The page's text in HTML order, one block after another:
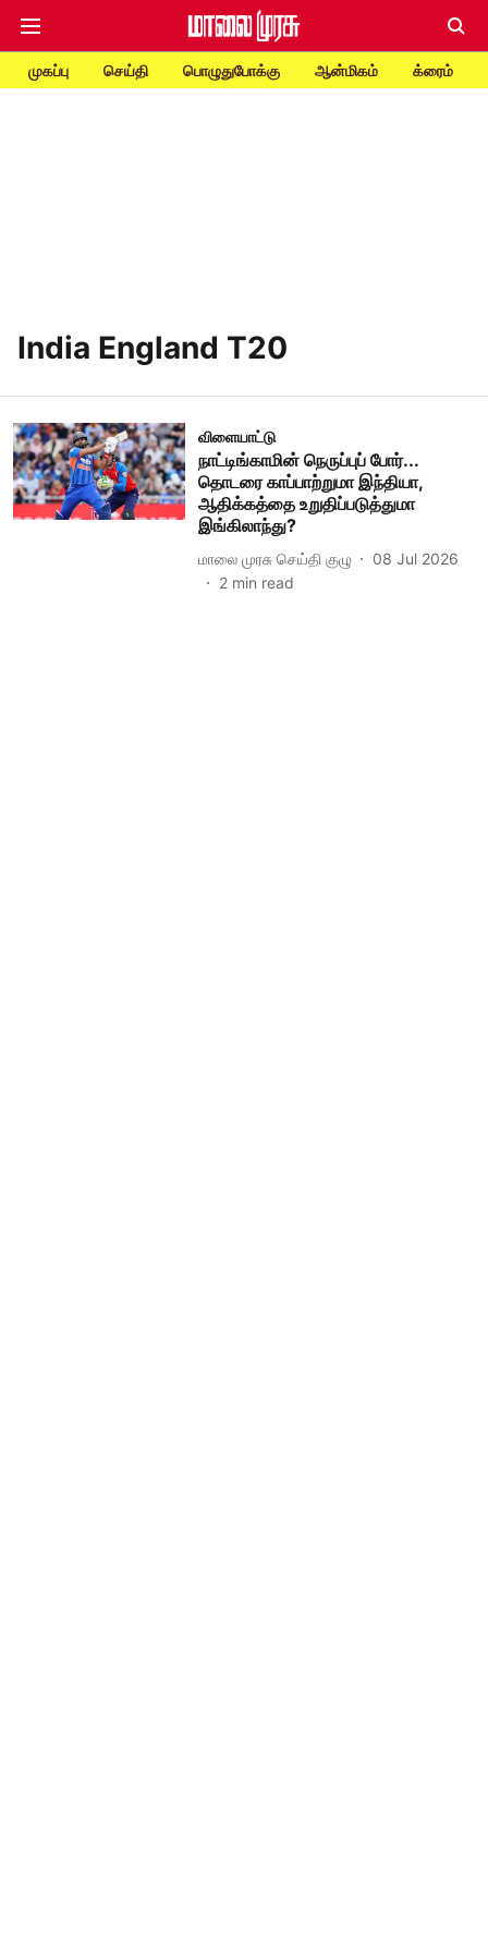
முகப்பு செய்தி பொழுதுபோக்கு ஆன்மிகம் க்ரைம்
India England T20
விளையாட்டு
நாட்டிங்காமின் நெருப்புப் போர்...
தொடரை காப்பாற்றுமா இந்தியா,
ஆதிக்கத்தை உறுதிப்படுத்துமா
இங்கிலாந்து?
மாலை முரசு செய்தி குழு
08 Jul 2026
2 min read